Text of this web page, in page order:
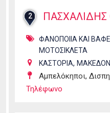
2
ΦΑΝΟΠΟΙΙΑ ΚΑΙ
ΜΟΤΟΣΙΚΛΕΤΑ
ΚΑΣΤΟΡΙΑ,
Αμπελόκηποι,
Τηλέφωνο